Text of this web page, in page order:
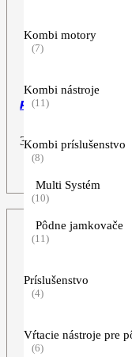
Pilový kotúč s
36,90€
Kombi motory
(7)
Kombi nástroje
(11)
Kombi príslušenstvo
(8)
Multi Systém
(10)
Pôdne jamkovače
(11)
Príslušenstvo
(4)
Vŕtacie nástroje pre
(6)